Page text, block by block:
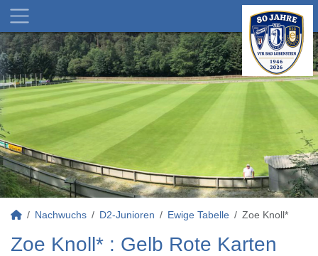
Nachwuchs D2-Junioren Ewige Tabelle Zoe Knoll*
Zoe Knoll* : Gelb Rote Karten